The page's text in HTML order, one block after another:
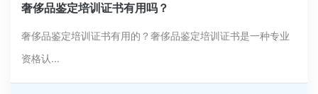
奢侈品鉴定培训证书有用吗？
奢侈品鉴定培训证书有用的？奢侈品鉴定培训证书是一种专业
资格认...